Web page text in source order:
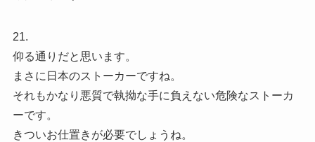
21.
仰る通りだと思います。
まさに日本のストーカーですね。
それもかなり悪質で執拗な手に負えない危険なストーカ
ーです。
きついお仕置きが必要でしょうね。